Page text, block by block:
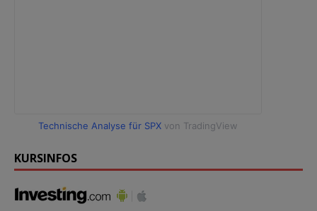
Technische Analyse für SPX von TradingView
KURSINFOS